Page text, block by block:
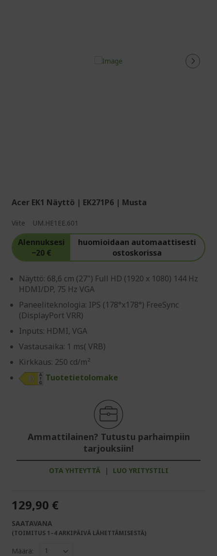
Acer EK1 Näyttö | EK271P6 | Musta
Viite UM.HE1EE.601
Alennuksesi
−20 €
huomioidaan automaattisesti
ostoskorissa
Näyttö: 68,6 cm (27") Full HD (1920 x 1080) 144 Hz
HDMI/DP, 75 Hz VGA
Paneeliteknologia: IPS (178°x178°) FreeSync
(DisplayPort VRR)
Inputs: HDMI, VGA
Vastausaika: 1 ms( VRB)
Kirkkaus: 250 cd/m²
Tuotetietolomake
Ammattilainen? Tutustu parhaimpiin
tarjouksiin!
OTA YHTEYTTÄ | LUO YRITYSTILI
129,90 €
SAATAVANA
(TOIMITUS 1–4 ARKIPÄIVÄ LÄHETTÄMISESTÄ)
Määrä: